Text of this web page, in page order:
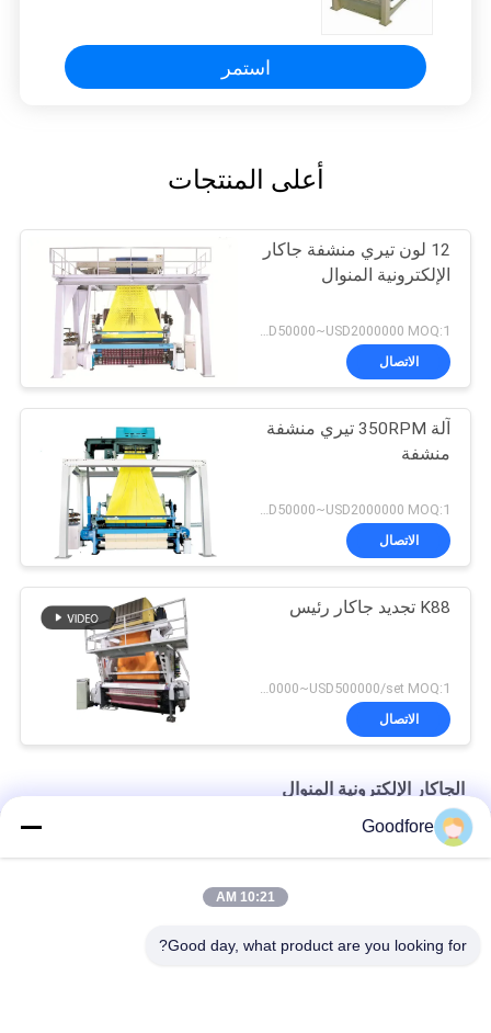
استمر
أعلى المنتجات
12 لون تيري منشفة جاكار
الإلكترونية المنوال
USD50000~USD2000000 MOQ:1 مجموعة
الاتصال
آلة 350RPM تيري منشفة
منشفة
الاتصال
K88 تجديد جاكار رئيس
الاتصال
الجاكار الإلكترونية المنوال
غودفور لوم أجزاء 2000P مكيف لآلات النسيج مع ضمان 6 أشهر
Goodfore
10:21 AM
Good day, what product are you looking for?